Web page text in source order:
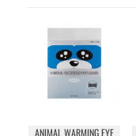
ANIMAL WARMING EYE